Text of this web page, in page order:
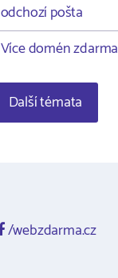
odchozí pošta
Více domén zdarma
Další témata
/webzdarma.cz